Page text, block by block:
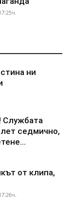
ни
Службата
седмично,
от клипа,